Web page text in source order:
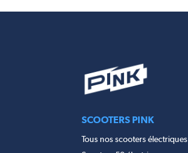
SCOOTERS PINK
Tous nos scooters électriques